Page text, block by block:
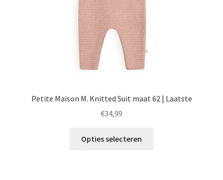
Petite Maison M. Knitted Suit maat 62 | Laatste
€34,99
Opties selecteren